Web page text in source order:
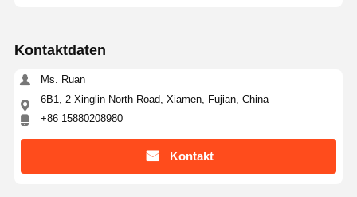
Kontaktdaten
Ms. Ruan
6B1, 2 Xinglin North Road, Xiamen, Fujian, China
+86 15880208980
Kontakt